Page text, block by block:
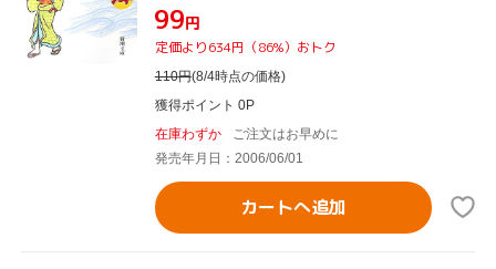
¥99円
定価より634円（86%）おトク
110円(8/4時点の価格)
獲得ポイント 0P
在庫わずか
ご注文はお早めに
発売年月日：2006/06/01
カートへ追加